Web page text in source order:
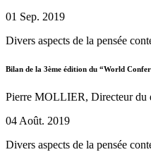
01 Sep. 2019
Divers aspects de la pensée
Bilan de la 3ème édition du “World
Pierre MOLLIER, Directeur du
04 Août. 2019
Divers aspects de la pensée